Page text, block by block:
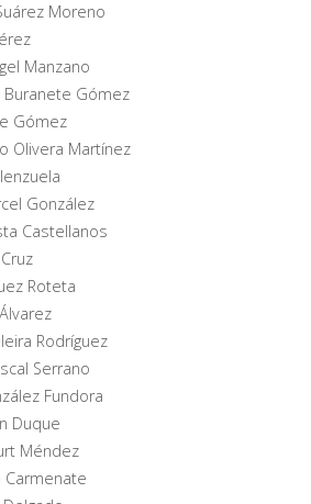
Moreno
Manzano
Buranete Gómez
Gómez
Olivera Martínez
González
Castellanos
Roteta
Rodríguez
Serrano
Fundora
Duque
Méndez
Carmenate